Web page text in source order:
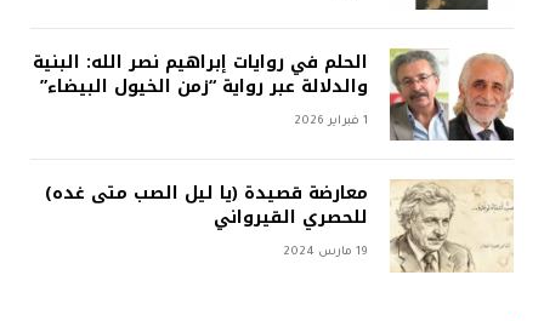
الحلم في روايات إبراهيم نصر الله: البنية
والدلالة عبر رواية “زمن الخيول البيضاء”
1 فبراير 2026
معارضة قصيدة (يا ليل الصب متى غده)
للحصري القيرواني
19 مارس 2024